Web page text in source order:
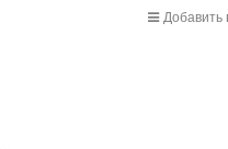
Добавить